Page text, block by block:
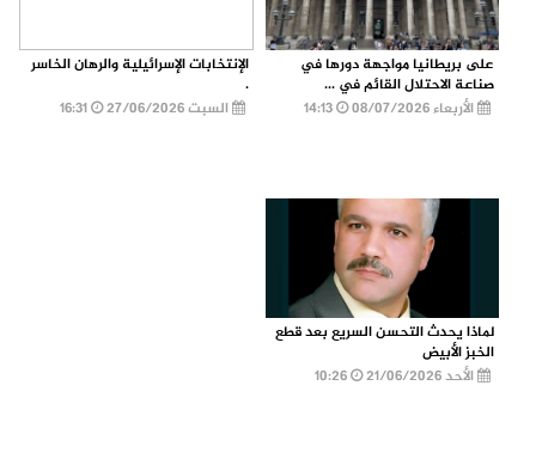
على بريطانيا مواجهة دورها في
صناعة الاحتلال القائم في ...
الأربعاء 08/07/2026
الإنتخابات الإسرائيلية والرهان الخاسر
.
السبت 27/06/2026
16:31
لماذا يحدث التحسن السريع بعد قطع
الخبز الأبيض
الأحد 21/06/2026